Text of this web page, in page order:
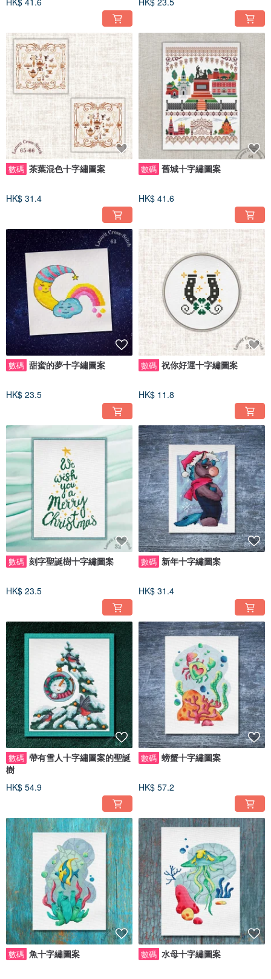
數碼 茶葉混色十字繡圖案
HK$ 31.4
數碼 舊城十字繡圖案
HK$ 41.6
數碼 甜蜜的夢十字繡圖案
HK$ 23.5
數碼 祝你好運十字繡圖案
HK$ 11.8
數碼 刻字聖誕樹十字繡圖案
HK$ 23.5
數碼 新年十字繡圖案
HK$ 31.4
數碼 帶有雪人十字繡圖案的聖誕
樹
HK$ 54.9
數碼 螃蟹十字繡圖案
HK$ 57.2
數碼 魚十字繡圖案 數碼 水母十字繡圖案